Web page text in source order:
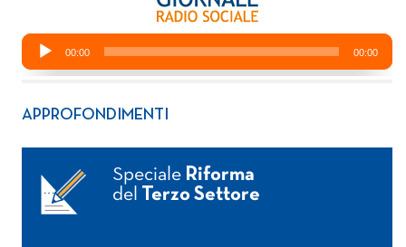
APPROFONDIMENTI
Speciale Riforma
del
Terzo Settore